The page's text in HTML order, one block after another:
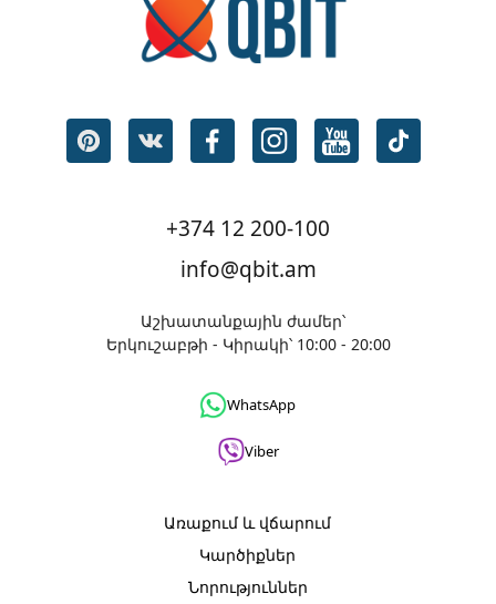
+374 12 200-100
info@qbit.am
Աշխատանքային ժամեր՝
Երկուշաբթի - Կիրակի՝ 10:00 - 20:00
WhatsApp
Viber
Առաքում և վճարում
Կարծիքներ
Նորություններ